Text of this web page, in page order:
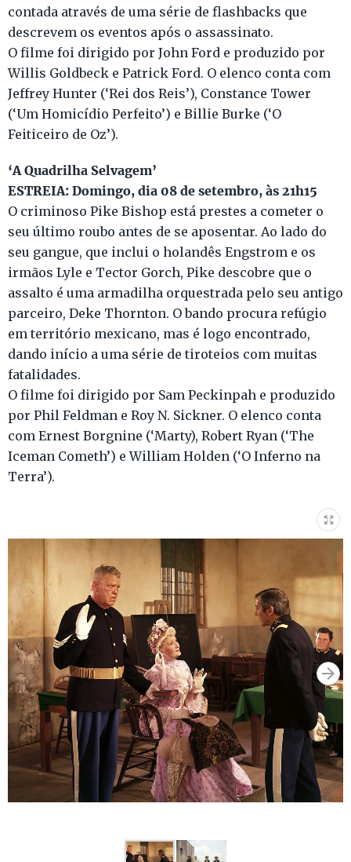
contada através de uma série de flashbacks que
descrevem os eventos após o assassinato.
O filme foi dirigido por John Ford e produzido por
Willis Goldbeck e Patrick Ford. O elenco conta com
Jeffrey Hunter (‘Rei dos Reis’), Constance Tower
(‘Um Homicídio Perfeito’) e Billie Burke (‘O
Feiticeiro de Oz’).
‘A Quadrilha Selvagem’
ESTREIA: Domingo, dia 08 de setembro, às 21h15
O criminoso Pike Bishop está prestes a cometer o
seu último roubo antes de se aposentar. Ao lado do
seu gangue, que inclui o holandês Engstrom e os
irmãos Lyle e Tector Gorch, Pike descobre que o
assalto é uma armadilha orquestrada pelo seu antigo
parceiro, Deke Thornton. O bando procura refúgio
em território mexicano, mas é logo encontrado,
dando início a uma série de tiroteios com muitas
fatalidades.
O filme foi dirigido por Sam Peckinpah e produzido
por Phil Feldman e Roy N. Sickner. O elenco conta
com Ernest Borgnine (‘Marty), Robert Ryan (‘The
Iceman Cometh’) e William Holden (‘O Inferno na
Terra’).